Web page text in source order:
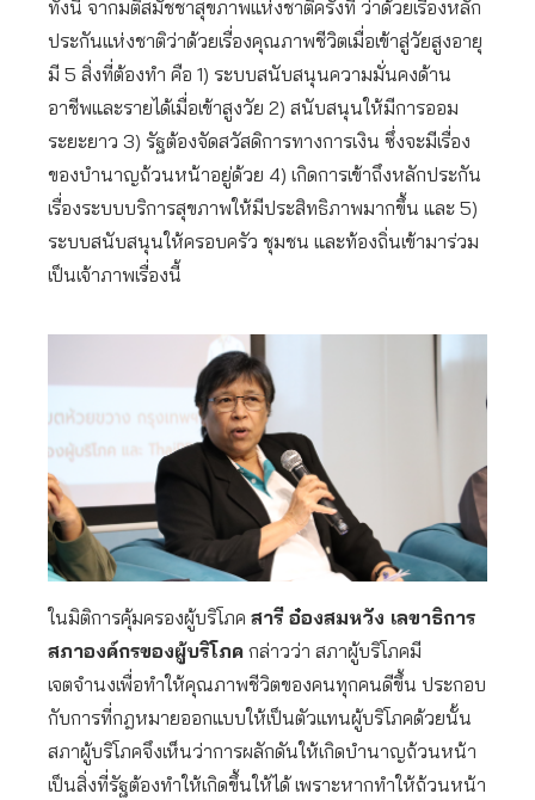
ทั้งนี้ จากมติสมัชชาสุขภาพแห่งชาติครั้งที่ ว่าด้วยเรื่องหลัก
ประกันแห่งชาติว่าด้วยเรื่องคุณภาพชีวิตเมื่อเข้าสู่วัยสูงอายุ
มี 5 สิ่งที่ต้องทำ คือ 1) ระบบสนับสนุนความมั่นคงด้าน
อาชีพและรายได้เมื่อเข้าสูงวัย 2) สนับสนุนให้มีการออม
ระยะยาว 3) รัฐต้องจัดสวัสดิการทางการเงิน ซึ่งจะมีเรื่อง
ของบำนาญถ้วนหน้าอยู่ด้วย 4) เกิดการเข้าถึงหลักประกัน
เรื่องระบบบริการสุขภาพให้มีประสิทธิภาพมากขึ้น และ 5)
ระบบสนับสนุนให้ครอบครัว ชุมชน และท้องถิ่นเข้ามาร่วม
เป็นเจ้าภาพเรื่องนี้
ในมิติการคุ้มครองผู้บริโภค สารี อ๋องสมหวัง เลขาธิการ
สภาองค์กรของผู้บริโภค กล่าวว่า สภาผู้บริโภคมี
เจตจำนงเพื่อทำให้คุณภาพชีวิตของคนทุกคนดีขึ้น ประกอบ
กับการที่กฎหมายออกแบบให้เป็นตัวแทนผู้บริโภคด้วยนั้น
สภาผู้บริโภคจึงเห็นว่าการผลักดันให้เกิดบำนาญถ้วนหน้า
เป็นสิ่งที่รัฐต้องทำให้เกิดขึ้นให้ได้ เพราะหากทำให้ถ้วนหน้า